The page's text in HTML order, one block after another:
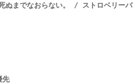
ぬまでなおらない。 / ストロベリーバ
先